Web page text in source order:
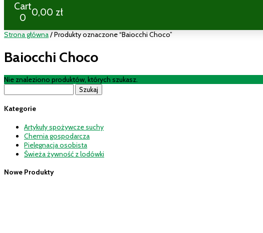
Cart
0 0,00 zł
Strona główna/ Produkty oznaczone “Baiocchi Choco”
Baiocchi Choco
Nie znaleziono produktów, których szukasz.
Kategorie
Artykuły spożywcze suchy
Chemia gospodarcza
Pielęgnacja osobista
Świeża żywność z lodówki
Nowe Produkty